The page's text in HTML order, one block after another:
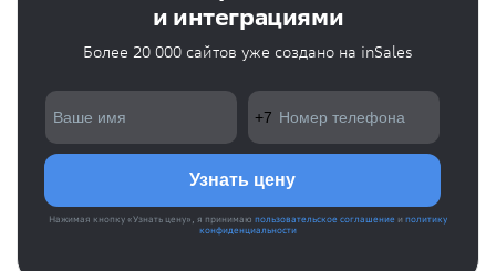
и интеграциями
Более 20 000 сайтов уже создано на inSales
Нажимая кнопку «Узнать цену», я принимаю пользовательское соглашение и политику
конфиденциальности